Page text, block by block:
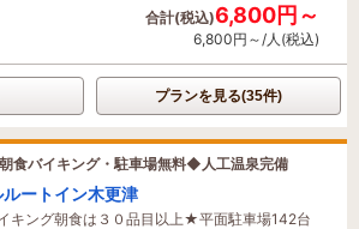
合計(税込)6,800円～
6,800円～/人(税込)
プランを見る(35件)
バイキング・駐車場無料◆人工温泉完備
ートイン木更津
キング朝食は３０品目以上★平面駐車場142台